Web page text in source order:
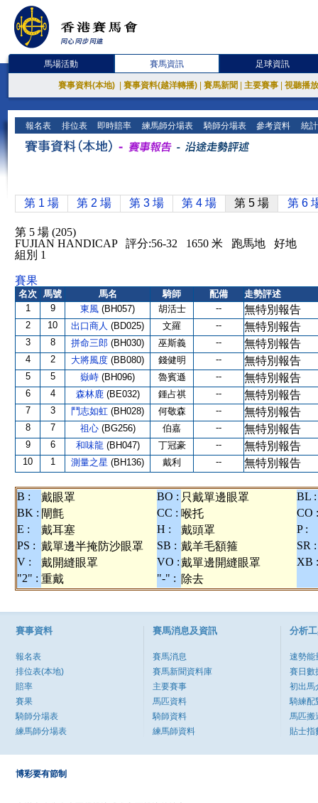
馬場活動 賽馬資訊 足球資訊
賽事資料(本地) 賽事資料(越洋轉播) 賽馬新聞 主要賽事 視聽播
報名表 排位表 即時賠率 練馬師分場表 騎師分場表 參考資料 統
第 1 場 第 2 場 第 3 場 第 4 場 第 5 場 第 6
第 5 場 (205)
FUJIAN HANDICAP 評分:56-32 1650 米 跑馬地 好地
組別 1
賽果
名次 馬號 馬名 騎師 配備
走勢評述
1
9 東風 (BH057) 胡活士 -- 無特別報告
2 10 出口商人 (BD025) 文羅 -- 無特別報告
3 8 拼命三郎 (BH030) 巫斯義 -- 無特別報告
4 2 大將風度 (BB080) 錢健明 -- 無特別報告
5 5 嶽峙 (BH096) 魯賓遜 -- 無特別報告
6 4 森林鹿 (BE032) 鍾占祺 -- 無特別報告
7 3 鬥志如虹 (BH028) 何敬森 -- 無特別報告
8 7 祖心 (BG256) 伯嘉 -- 無特別報告
9 6 和味龍 (BH047) 丁冠豪 -- 無特別報告
10 1 測量之星 (BH136) 戴利 -- 無特別報告
B : 戴眼罩 BO : 只戴單邊眼罩
BL :
BK : 閘氈 CC : 喉托
CO :
E :
戴耳塞 H : 戴頭罩
P :
PS : 戴單邊半掩防沙眼罩 SB : 戴羊毛額箍
SR :
V :
戴開縫眼罩 VO :戴單邊開縫眼罩
XB :
"2" : 重戴 "-" : 除去
賽事資料
報名表
排位表(本地)
賠率
賽果
騎師分場表
練馬師分場表
賽馬消息及資訊
賽馬消息
賽馬新聞資料庫
主要賽事
馬匹資料
騎師資料
練馬師資料
分析
速勢能
賽日數
初出馬
騎練配
馬匹搬
貼士指
博彩要有節制